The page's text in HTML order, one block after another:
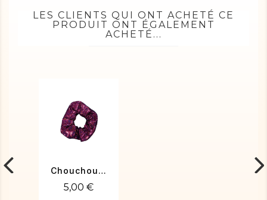
LES CLIENTS QUI ONT ACHETÉ CE
PRODUIT ONT ÉGALEMENT
ACHETÉ...
Chouchou fuchsia 2
5,00 €